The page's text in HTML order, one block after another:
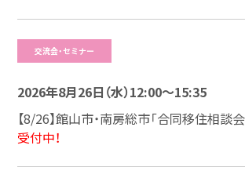
交流会・セミナー
2026年8月26日（水）12:00～15:35
【8/26】館山市・南房総市「合同移住相談
受付中！